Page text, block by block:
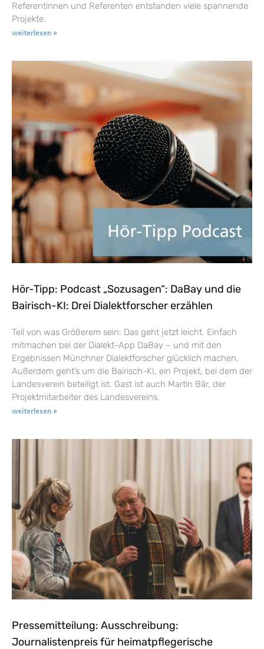
Referentinnen und Referenten entstanden viele spannende
Projekte.
weiterlesen »
Hör-Tipp: Podcast „Sozusagen“: DaBay und die
Bairisch-KI: Drei Dialektforscher erzählen
Teil von was Größerem sein: Das geht jetzt leicht. Einfach
mitmachen bei der Dialekt-App DaBay – und mit den
Ergebnissen Münchner Dialektforscher glücklich machen.
Außerdem geht’s um die Bairisch-KI, ein Projekt, bei dem der
Landesverein beteiligt ist. Gast ist auch Martin Bär, der
Projektmitarbeiter des Landesvereins.
weiterlesen »
Pressemitteilung: Ausschreibung:
Journalistenpreis für heimatpflegerische